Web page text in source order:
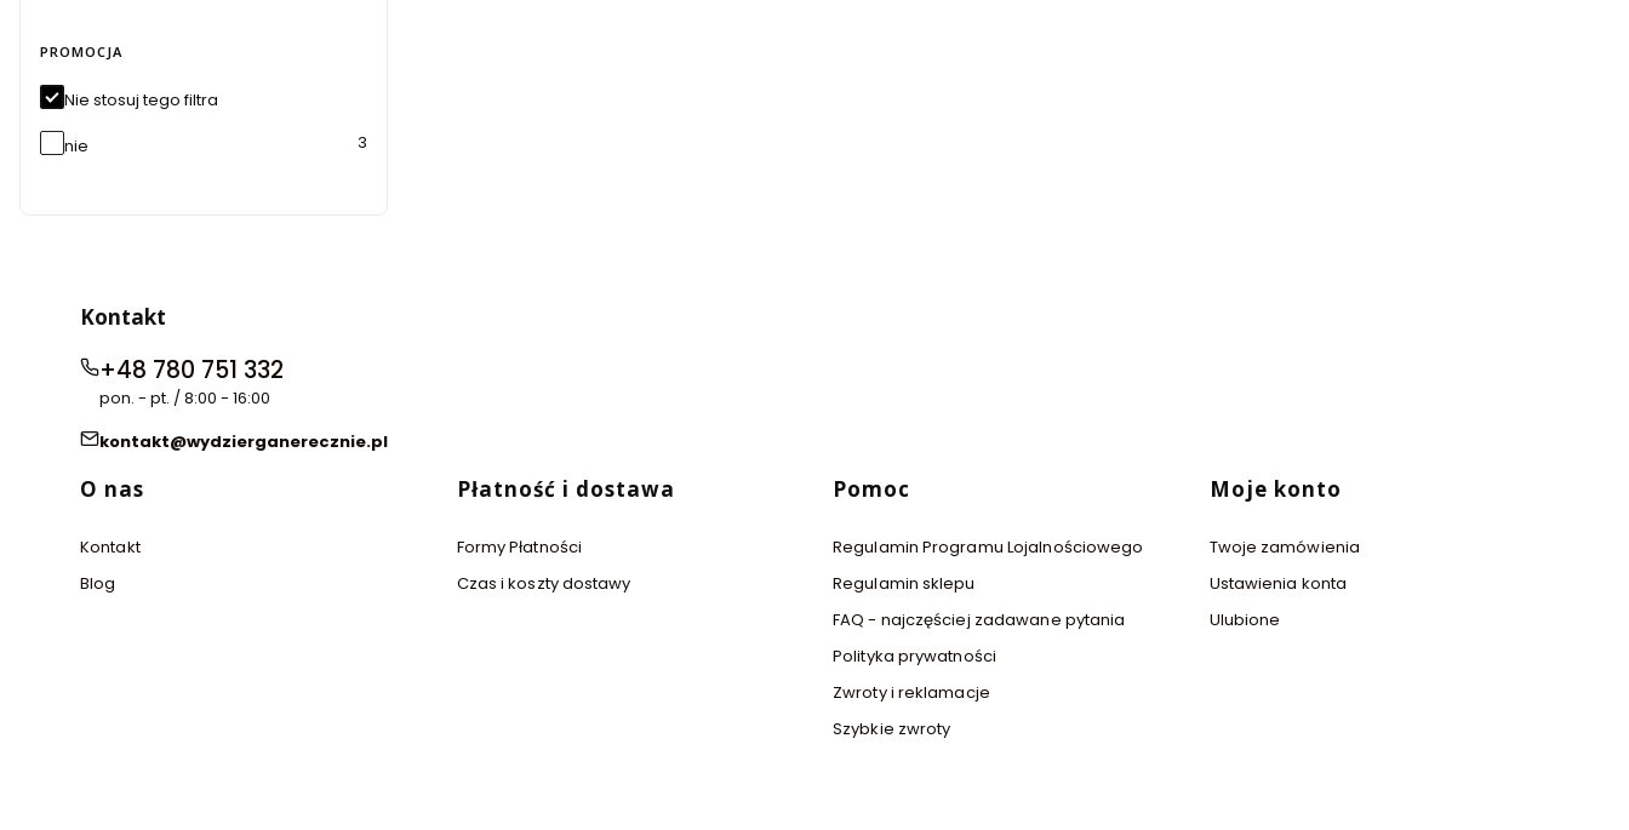
PROMOCJA
Nie stosuj tego filtra
nie
3
Kontakt
+48 780 751 332
pon. - pt. / 8:00 - 16:00
kontakt@wydzierganerecznie.pl
Linki w stopce
O nas
Kontakt
Blog
Płatność i dostawa
Formy Płatności
Czas i koszty dostawy
Pomoc
Regulamin Programu Lojalnościowego
Regulamin sklepu
FAQ - najczęściej zadawane pytania
Polityka prywatności
Zwroty i reklamacje
Szybkie zwroty
Moje konto
Twoje zamówienia
Ustawienia konta
Ulubione